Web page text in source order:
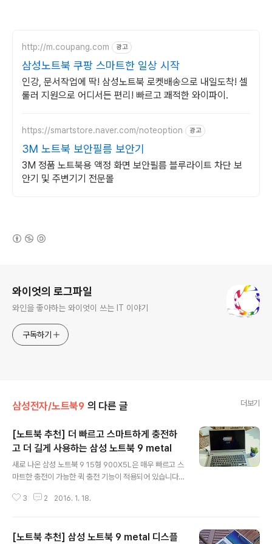
http://m.coupang.com 광고
삼성노트북 쿠팡 스마트한 일상 시작
인강, 문서작업에 딱! 삼성노트북 로켓배송으로 내일도착! 셀
룰러 지원으로 어디서든 편리! 빠르고 쾌적한 와이파이.
https://smartstore.naver.com/noteoption 광고
3M 노트북 보안필름 보안기
3M 정품 노트북용 액정 화면 보안필름 블루라이트 차단 보
안기 및 주변기기 전문몰
와이엇의 로그파일
와인을 좋아하는 와이엇이 쓰는 IT 이야기
구독하기
삼성전자/노트북9 의 다른 글 더보기
[노트북 추천] 더 빠르고 스마트하게 충전하
고 더 길게 사용하는 삼성 노트북 9 metal
새로 나온 삼성 노트북 9 15형 900X5L은 매우 빠르고 스
마트한 충전이 가능한 퀵 충전 기능이 적용되어 있습니다.
능하다는 사실은 이미 잘 알려져 있는데요, 배터리를 충전
빨라진 것이죠. 실제로 충전 시간을 확인하기 위해 삼성 노
3 2 2016. 1. 18.
[노트북 추천] 삼성 노트북 9 metal 디스플